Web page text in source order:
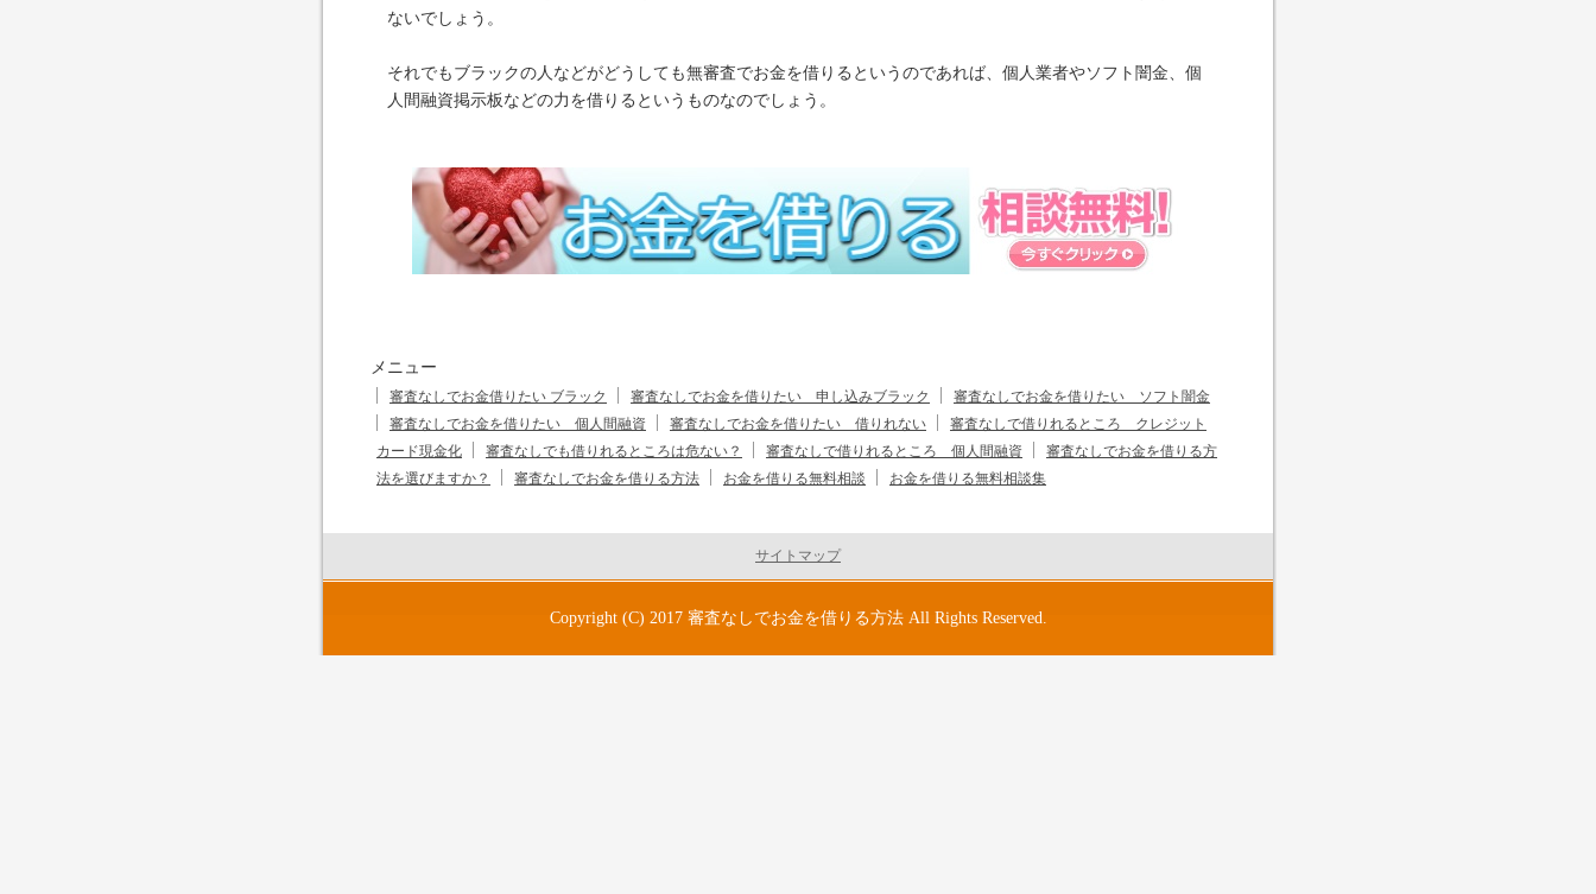
ないでしょう。
それでもブラックの人などがどうしても無審査でお金を借りるというのであれば、個人業者やソフト闇金、個
人間融資掲示板などの力を借りるというものなのでしょう。
メニュー
審査なしでお金借りたい ブラック 審査なしでお金を借りたい 申し込みブラック
審査なしでお金を借りたい ソフト闇金
審査なしでお金を借りたい 個人間融資
審査なしでお金を借りたい 借りれない
審査なしで借りれるところ クレジット
カード現金化
審査なしでも借りれるところは危ない？ 審査なしで借りれるところ 個人間融資
審査なしでお金を借りる方
法を選びますか？
審査なしでお金を借りる方法 お金を借りる無料相談 お金を借りる無料相談集
サイトマップ
Copyright (C) 2017 審査なしでお金を借りる方法All Rights Reserved.